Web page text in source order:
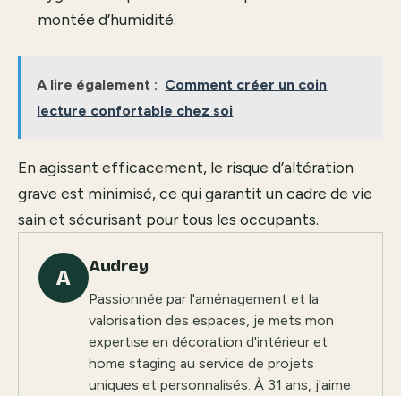
montée d’humidité.
A lire également : Comment créer un coin
lecture confortable chez soi
En agissant efficacement, le risque d’altération
grave est minimisé, ce qui garantit un cadre de vie
sain et sécurisant pour tous les occupants.
A Audrey
Passionnée par l'aménagement et la
valorisation des espaces, je mets mon
expertise en décoration d'intérieur et
home staging au service de projets
uniques et personnalisés. À 31 ans, j'aime